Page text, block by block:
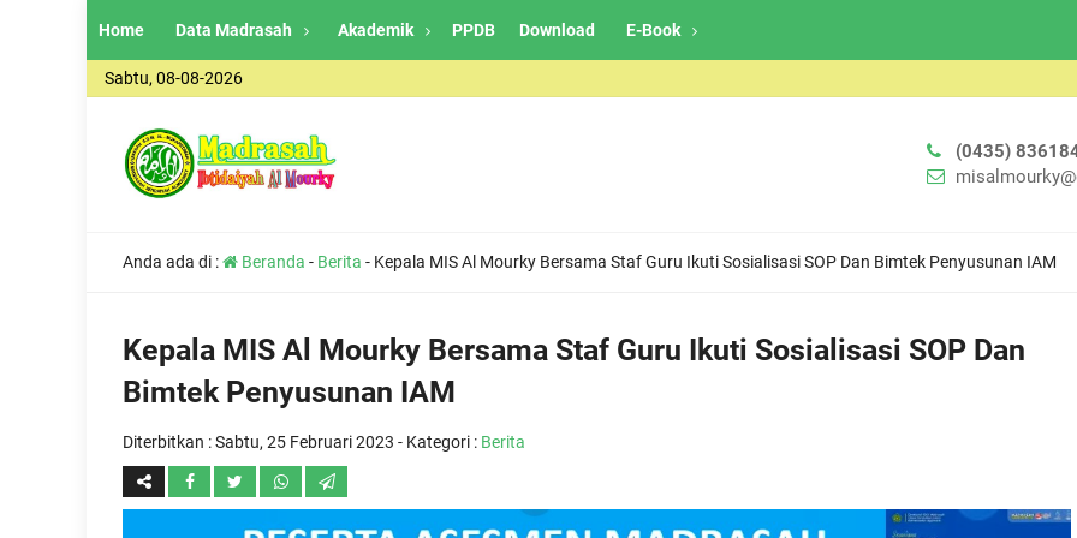
Home Data Madrasah Akademik PPDB Download E-Book
Sabtu, 08-08-2026
(0435)
Anda ada di : Beranda - Berita - Kepala MIS Al Mourky Bersama Staf Guru Ikuti Sosialisasi SOP Dan Bimtek Penyusunan IAM
Kepala MIS Al Mourky Bersama Staf Guru Ikuti Sosialisasi SOP Dan
Bimtek Penyusunan IAM
Diterbitkan :Sabtu, 25 Februari 2023 - Kategori : Berita